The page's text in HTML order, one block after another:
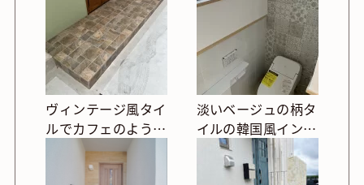
ヴィンテージ風タイ
ルでカフェのような
ポーチ
淡いベージュの柄タ
イルの韓国風インテ
リアトイレ